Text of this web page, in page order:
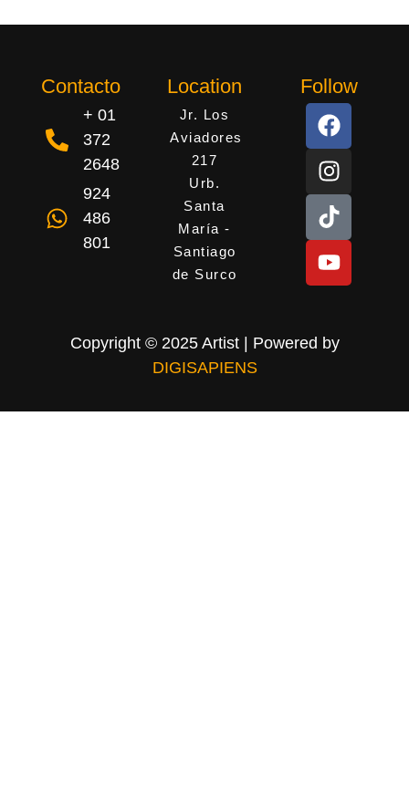
Contacto
+ 01
372
2648
924
486
801
Location
Jr. Los
Aviadores
217
Urb.
Santa
María -
Santiago
de Surco
Follow
Copyright © 2025 Artist | Powered by
DIGISAPIENS